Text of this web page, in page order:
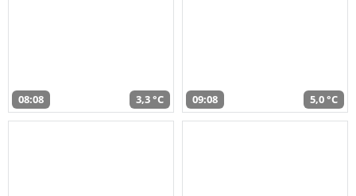
08:08 3,3 °C 09:08 5,0 °C